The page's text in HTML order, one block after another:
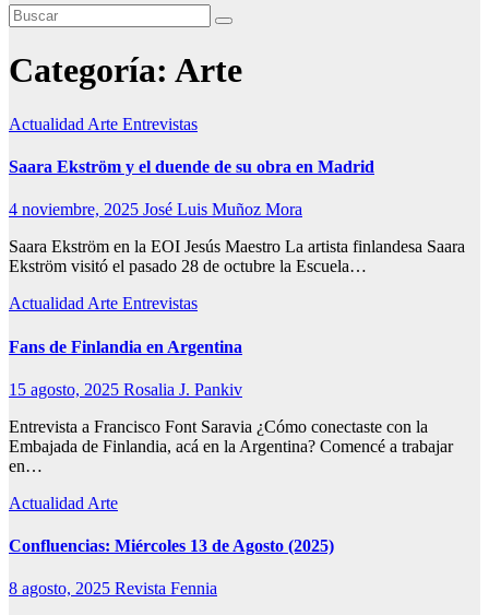
Categoría: Arte
Actualidad Arte Entrevistas
Saara Ekström y el duende de su obra en Madrid
4 noviembre, 2025 José Luis Muñoz Mora
Saara Ekström en la EOI Jesús Maestro La artista finlandesa Saara
Ekström visitó el pasado 28 de octubre la Escuela…
ActualidadArte Entrevistas
Fans de Finlandia en Argentina
15 agosto, 2025 Rosalia J. Pankiv
Entrevista a Francisco Font Saravia ¿Cómo conectaste con la
Embajada de Finlandia, acá en la Argentina? Comencé a trabajar
en…
Actualidad Arte
Confluencias: Miércoles 13 de Agosto (2025)
8 agosto, 2025 Revista Fennia